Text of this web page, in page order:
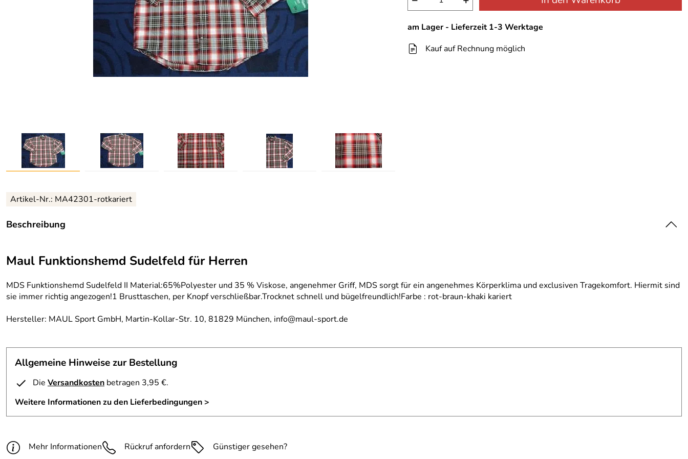
am Lager - Lieferzeit 1-3 Werktage
Kauf auf Rechnung möglich
Artikel-Nr.: MA42301-rotkariert
Beschreibung
Maul Funktionshemd Sudelfeld für Herren
MDS Funktionshemd Sudelfeld II Material:65%Polyester und 35 % Viskose, angenehmer Griff, MDS sorgt für ein angenehmes Körperklima und exclusiven Tragekomfort. Hiermit sind
sie immer richtig angezogen!1 Brusttaschen, per Knopf verschließbar.Trocknet schnell und bügelfreundlich!Farbe : rot-braun-khaki kariert
Hersteller: MAUL Sport GmbH, Martin-Kollar-Str. 10, 81829 München, info@maul-sport.de
Allgemeine Hinweise zur Bestellung
Die Versandkosten betragen 3,95 €.
Weitere Informationen zu den Lieferbedingungen >
Mehr Informationen Rückruf anfordern Günstiger gesehen?